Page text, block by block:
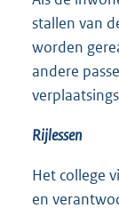
stallen van
worden
andere
Rijlessen
Het college
en